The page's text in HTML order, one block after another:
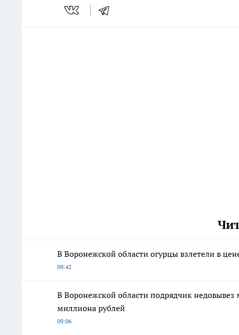
В Воронежской области огурцы взлетели в
09:42
В Воронежской области подрядчик недовывез
миллиона рублей
09:06